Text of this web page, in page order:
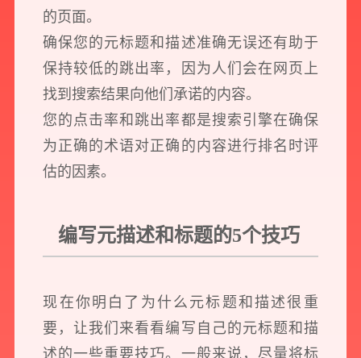
的页面。
确保您的元标题和描述准确无误还有助于
保持较低的跳出率，因为人们会在网页上
找到搜索结果向他们承诺的内容。
您的点击率和跳出率都是搜索引擎在确保
为正确的术语对正确的内容进行排名时评
估的因素。
编写元描述和标题的5个技巧
现在你明白了为什么元标题和描述很重
要，让我们来看看编写自己的元标题和描
述的一些重要技巧。一般来说，尽量将标